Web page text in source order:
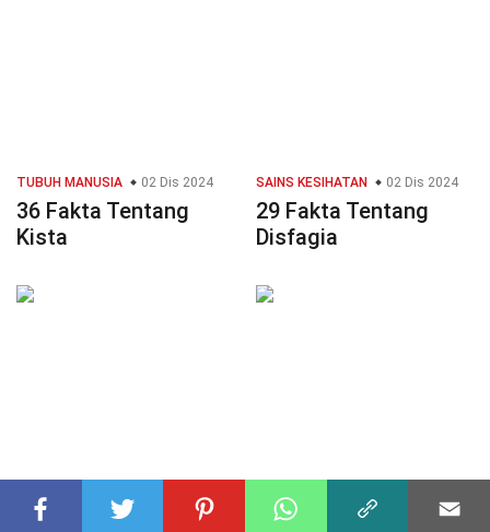
TUBUH MANUSIA 02 Dis 2024
36 Fakta Tentang
Kista
SAINS KESIHATAN 02 Dis 2024
29 Fakta Tentang
Disfagia
KESIHATAN 02 Dis 2024 KESIHATAN AWAM 02 Dis 2024